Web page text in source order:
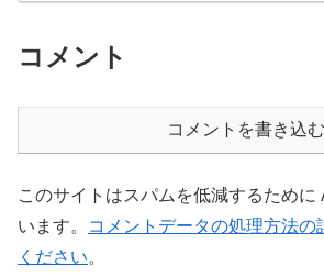
コメント
コメントを書き込む
このサイトはスパムを低減するために
います。
コメントデータの処理方法の
ください。